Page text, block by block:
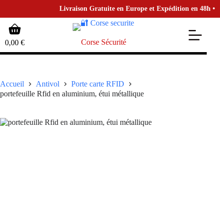
Livraison Gratuite en Europe et Expédition en 48h •
contenu
Panier
d’achat
0,00 € Corse Sécurité
Accueil Antivol
Porte carte​ RFID
portefeuille Rfid en aluminium, étui métallique